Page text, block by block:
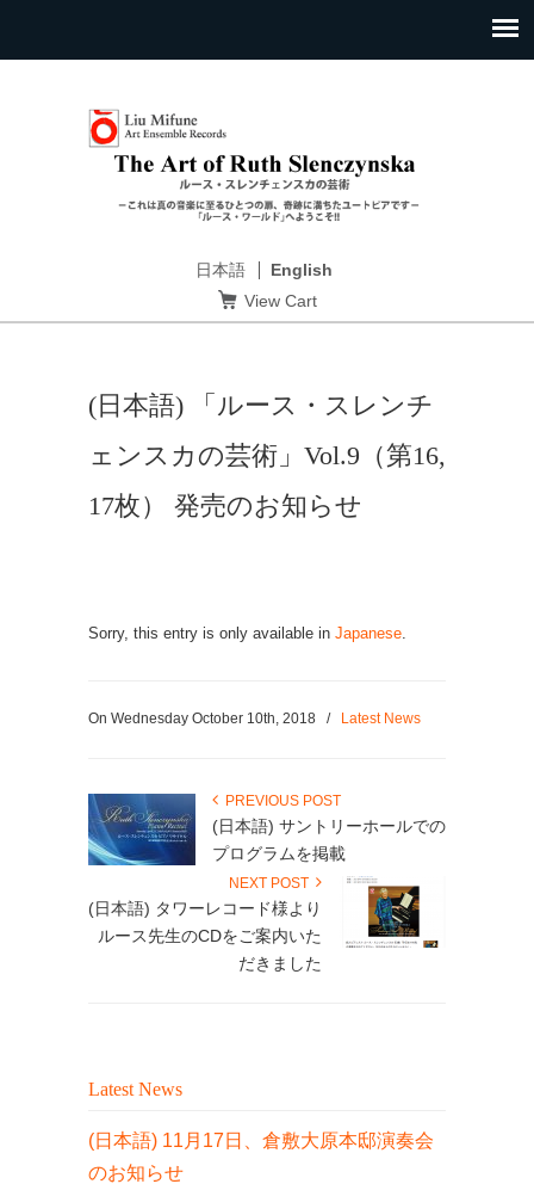
日本語
English
View Cart
(日本語) 「ルース・スレンチ
ェンスカの芸術」Vol.9（第16,
17枚） 発売のお知らせ
Sorry, this entry is only available in Japanese.
On Wednesday October 10th, 2018 / Latest News
PREVIOUS POST
(日本語) サントリーホールでの
プログラムを掲載
NEXT POST
(日本語) タワーレコード様より
ルース先生のCDをご案内いた
だきました
Latest News
(日本語) 11月17日、倉敷大原本邸演奏会
のお知らせ